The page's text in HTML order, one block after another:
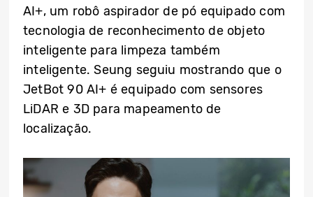
AI+, um robô aspirador de pó equipado com
tecnologia de reconhecimento de objeto
inteligente para limpeza também
inteligente. Seung seguiu mostrando que o
JetBot 90 AI+ é equipado com sensores
LiDAR e 3D para mapeamento de
localização.